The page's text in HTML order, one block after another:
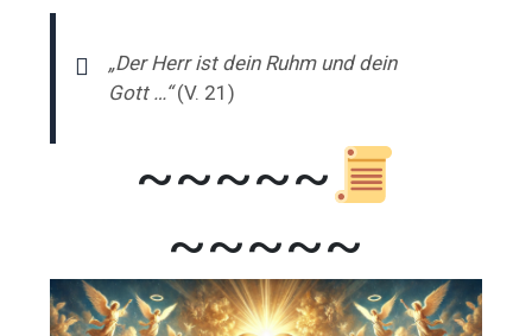
„Der Herr ist dein Ruhm und dein
Gott …“(V. 21)
~~~~~
~~~~~